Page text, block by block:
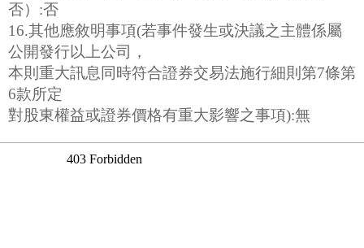
否）:否
16.其他應敘明事項(若事件發生或決議之主體係屬
公開發行以上公司，
本則重大訊息同時符合證券交易法施行細則第7條第
6款所定
對股東權益或證券價格有重大影響之事項):無